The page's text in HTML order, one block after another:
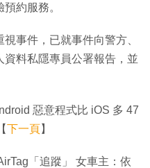
約服務。
事件，已就事件向警方、
料私隱專員公署報告，並
惡意程式比 iOS 多 47
下一頁】
「追蹤」 女車主：依